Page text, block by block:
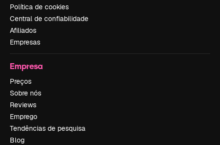
Política de cookies
Central de confiabilidade
Afiliados
Empresas
Empresa
Preços
Sobre nós
Reviews
Emprego
Tendências de pesquisa
Blog